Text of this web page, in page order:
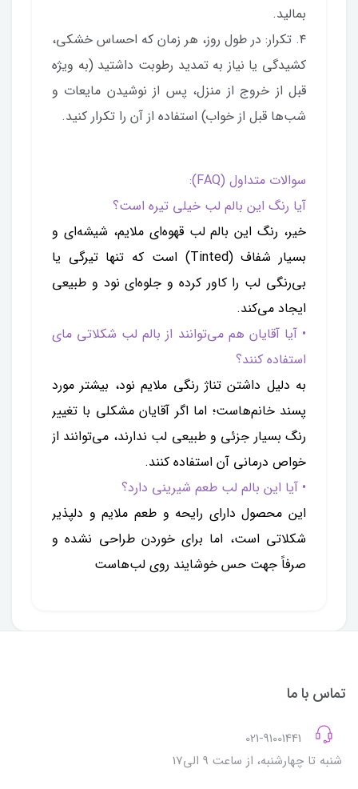
بمالید.
۴. تکرار: در طول روز، هر زمان که احساس خشکی،
کشیدگی یا نیاز به تمدید رطوبت داشتید (به ویژه
قبل از خروج از منزل، پس از نوشیدن مایعات و
شب‌ها قبل از خواب) استفاده از آن را تکرار کنید.
سوالات متداول (FAQ):
آیا رنگ این بالم لب خیلی تیره است؟
خیر، رنگ این بالم لب قهوه‌ای ملایم، شیشه‌ای و
بسیار شفاف (Tinted) است که تنها تیرگی یا
بی‌رنگی لب را کاور کرده و جلوه‌ای نود و طبیعی
ایجاد می‌کند.
• آیا آقایان هم می‌توانند از بالم لب شکلاتی مای
استفاده کنند؟
به دلیل داشتن تناژ رنگی ملایم نود، بیشتر مورد
پسند خانم‌هاست؛ اما اگر آقایان مشکلی با تغییر
رنگ بسیار جزئی و طبیعی لب ندارند، می‌توانند از
خواص درمانی آن استفاده کنند.
• آیا این بالم لب طعم شیرینی دارد؟
این محصول دارای رایحه و طعم ملایم و دلپذیر
شکلاتی است، اما برای خوردن طراحی نشده و
صرفاً جهت حس خوشایند روی لب‌هاست
تماس با ما
شنبه تا چهارشنبه، از ساعت 9 الی17